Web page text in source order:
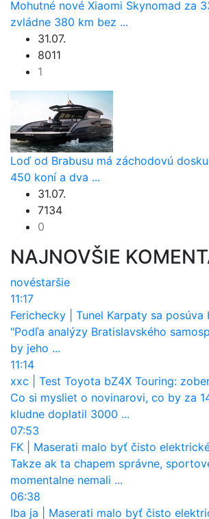
Mohutné nové Xiaomi Skynomad za
zvládne 380 km bez ...
31.07.
8011
1
Loď od Brabusu má záchodovú
450 koní a dva ...
31.07.
7134
0
NAJNOVŠIE
novéstaršie
11:17
Ferichecky
Tunel Karpaty sa posúva bližšie k
"Podľa analýzy Bratislavského
by jeho ...
11:14
xxc
Test Toyota bZ4X Touring:
Co si mysliet o novinarovi, co by za
kludne doplatil 3000 ...
07:53
FK
Maserati malo byť čisto elektrické. Teraz zisťuje, že
Takze ak ta chapem správne,
momentalne nemali ...
06:38
Iba ja
Maserati malo byť čisto elektrické. Teraz zisťuje, že